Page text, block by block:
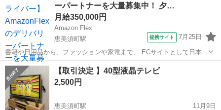
ーパートナーを大量募集中！ 夕…
月給350,000円
Amazon Flex
恵美須町駅
提携サイト 7月25日
書籍や日用品から、ファッションや家電まで、 ECサイトとして日本最
大級の品揃えを誇るAmazon（アマゾン）が、 Amazon Flex（アマゾ
ンフレックス）のデリバリーパートナーを募集中！ Amazon Flex (ア...
大阪 大阪市 恵美須町駅 物流
【取引決定 】40型液晶テレビ
2,500円
恵美須町駅
11月9日